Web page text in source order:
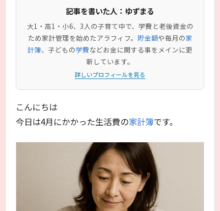
記事を書いた人：ゆずまる
大1・高1・小6、3人の子育て中で、学費と老後資金の
ため家計管理を始めたアラフィフ。 貯金額や毎月の家
計簿、子どもの学費などお金に関する事をメインに更
新しています。
詳しいプロフィールを見る
こんにちは
今日は4月にかかった生活費の家計簿です。